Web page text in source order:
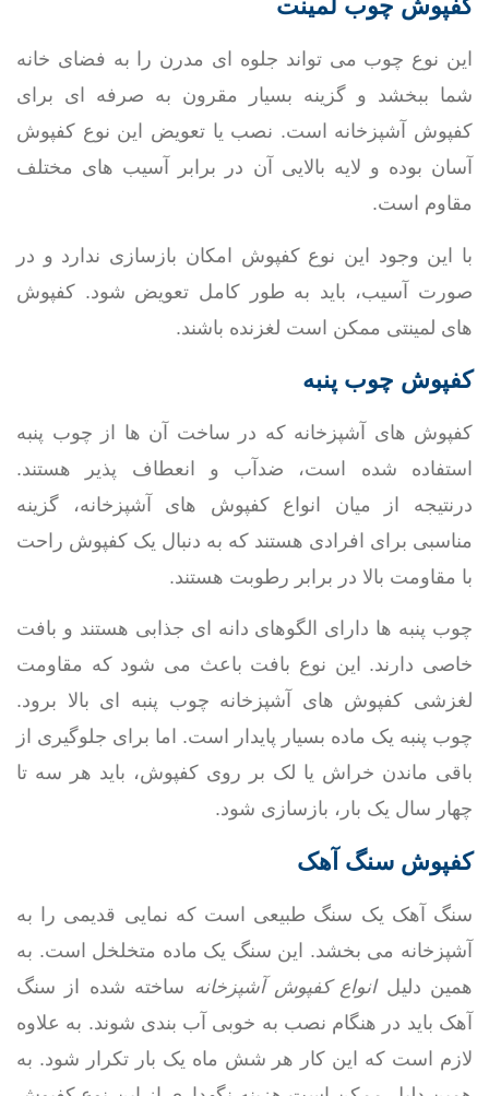
کفپوش چوب لمینت
این نوع چوب می تواند جلوه ای مدرن را به فضای خانه
شما ببخشد و گزینه بسیار مقرون به صرفه ای برای
کفپوش آشپزخانه است. نصب یا تعویض این نوع کفپوش
آسان بوده و لایه بالایی آن در برابر آسیب های مختلف
مقاوم است.
با این وجود این نوع کفپوش امکان بازسازی ندارد و در
صورت آسیب، باید به طور کامل تعویض شود. کفپوش
های لمینتی ممکن است لغزنده باشند.
کفپوش چوب پنبه
کفپوش های آشپزخانه که در ساخت آن ها از چوب پنبه
استفاده شده است، ضدآب و انعطاف پذیر هستند.
درنتیجه از میان انواع کفپوش های آشپزخانه، گزینه
مناسبی برای افرادی هستند که به دنبال یک کفپوش راحت
با مقاومت بالا در برابر رطوبت هستند.
چوب پنبه ها دارای الگوهای دانه ای جذابی هستند و بافت
خاصی دارند. این نوع بافت باعث می شود که مقاومت
لغزشی کفپوش های آشپزخانه چوب پنبه ای بالا برود.
چوب پنبه یک ماده بسیار پایدار است. اما برای جلوگیری از
باقی ماندن خراش یا لک بر روی کفپوش، باید هر سه تا
چهار سال یک بار، بازسازی شود.
کفپوش سنگ آهک
سنگ آهک یک سنگ طبیعی است که نمایی قدیمی را به
آشپزخانه می بخشد. این سنگ یک ماده متخلخل است. به
همین دلیلانواع کفپوش آشپزخانه ساخته شده از سنگ
آهک باید در هنگام نصب به خوبی آب بندی شوند. به علاوه
لازم است که این کار هر شش ماه یک بار تکرار شود. به